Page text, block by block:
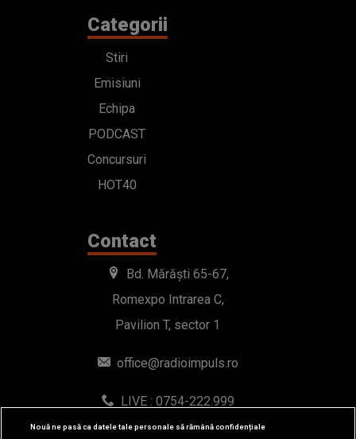
Categorii
Stiri
Emisiuni
Echipa
PODCAST
Concursuri
HOT40
Contact
Bd. Mărăști 65-67,
Romexpo Intrarea C,
Pavilion T, sector 1
office@radioimpuls.ro
LIVE : 0754-222.999
WhatsApp: 0754-222.999
Nouă ne pasă ca datele tale personale să rămână confidențiale